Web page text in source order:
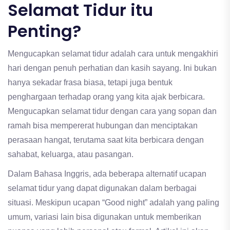
Selamat Tidur itu
Penting?
Mengucapkan selamat tidur adalah cara untuk mengakhiri
hari dengan penuh perhatian dan kasih sayang. Ini bukan
hanya sekadar frasa biasa, tetapi juga bentuk
penghargaan terhadap orang yang kita ajak berbicara.
Mengucapkan selamat tidur dengan cara yang sopan dan
ramah bisa mempererat hubungan dan menciptakan
perasaan hangat, terutama saat kita berbicara dengan
sahabat, keluarga, atau pasangan.
Dalam Bahasa Inggris, ada beberapa alternatif ucapan
selamat tidur yang dapat digunakan dalam berbagai
situasi. Meskipun ucapan “Good night” adalah yang paling
umum, variasi lain bisa digunakan untuk memberikan